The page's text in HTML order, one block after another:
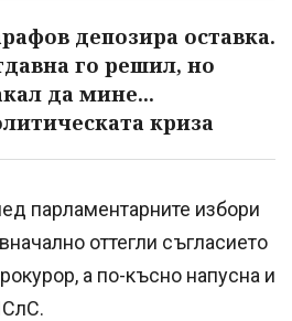
депозира оставка.
го решил, но
да мине...
криза
парламентарните избори
оттегли съгласието
а по-късно напусна и